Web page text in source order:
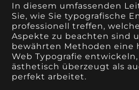
In diesem umfassenden
Sie, wie Sie typografische
professionell treffen,
Aspekte zu beachten sind
bewährten Methoden eine
Web Typografie
ästhetisch überzeugt als
perfekt arbeitet.